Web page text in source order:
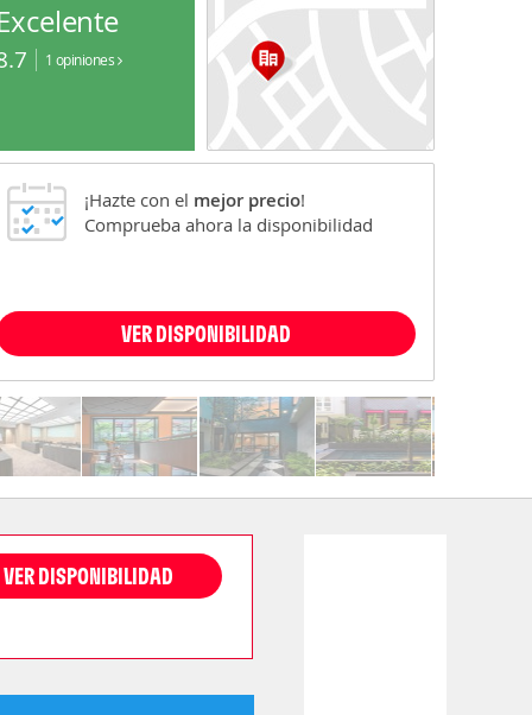
1 opiniones
¡Hazte con el mejor precio!
Comprueba ahora la disponibilidad
VER DISPONIBILIDAD
VER DISPONIBILIDAD